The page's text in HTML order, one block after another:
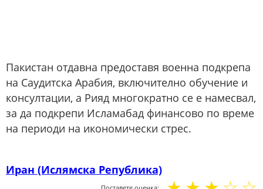
Пакистан отдавна предоставя военна подкрепа
на Саудитска Арабия, включително обучение и
консултации, а Рияд многократно се е намесвал,
за да подкрепи Исламабад финансово по време
на периоди на икономически стрес.
Иран (Ислямска Република)